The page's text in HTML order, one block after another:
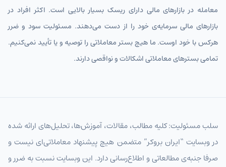
معامله در بازارهای مالی دارای ریسک بسیار بالایی است. اکثر افراد در
بازارهای مالی سرمایه‌ی خود را از دست می‌دهند. مسئولیت سود و ضرر
هرکس با خود اوست. ما هیچ بستر معاملاتی را توصیه و یا تأیید نمی‌کنیم.
تمامی بسترهای معاملاتی اشکالات و نواقصی دارند.
سلب مسئولیت: کلیه مطالب، مقالات، آموزش‌ها، تحلیل‌های ارائه شده
در وبسایت “ایران بروکر” متضمن هیچ پیشنهاد معاملاتی‌ای نیست و
صرفا جنبه‌ی مطالعاتی و اطلاع‌رسانی دارد. این وبسایت نسبت به ضرر و